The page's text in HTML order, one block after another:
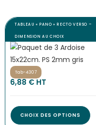
TABLEAU « PANO » RECTO VERSO –
DIMENSION AU CHOIX
Tab-4307
6,88 € HT
CHOIX DES OPTIONS